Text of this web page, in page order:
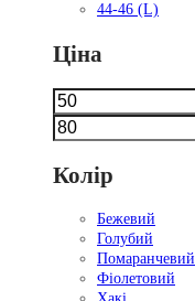
44-46 (L)
Ціна
Мінімальна
ціна
Колір
Бежевий
Голубий
Помаранчевий
Фіолетовий